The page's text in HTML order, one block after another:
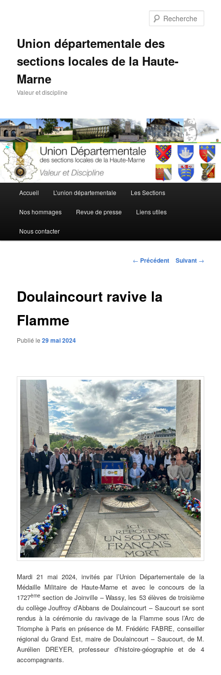
Union départementale des
sections locales de la Haute-
Marne
Valeur et discipline
principal
Accueil L’union départementale Les Sections
Nos hommages Revue de presse Liens utiles
Nous contacter
Navigation
← Précédent Suivant →
Doulaincourt ravive la
Flamme
Publié le29 mai 2024
Mardi 21 mai 2024, invités par l’Union Départementale de la
Médaille Militaire de Haute-Marne et avec le concours de la
1727ème section de Joinville – Wassy, les 53 élèves de troisième
du collège Jouffroy d’Abbans de Doulaincourt – Saucourt se sont
rendus à la cérémonie du ravivage de la Flamme sous l’Arc de
Triomphe à Paris en présence de M. Frédéric FABRE, conseiller
régional du Grand Est, maire de Doulaincourt – Saucourt, de M.
Aurélien DREYER, professeur d’histoire-géographie et de 4
accompagnants.